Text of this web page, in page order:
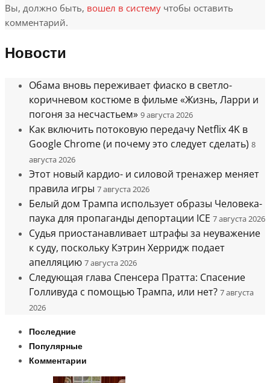
Вы, должно быть, вошел в систему чтобы оставить
комментарий.
Новости
Обама вновь переживает фиаско в светло-
коричневом костюме в фильме «Жизнь, Ларри и
погоня за несчастьем» 9 августа 2026
Как включить потоковую передачу Netflix 4K в
Google Chrome (и почему это следует сделать) 8
августа 2026
Этот новый кардио- и силовой тренажер меняет
правила игры 7 августа 2026
Белый дом Трампа использует образы Человека-
паука для пропаганды депортации ICE 7 августа 2026
Судья приостанавливает штрафы за неуважение
к суду, поскольку Кэтрин Херридж подает
апелляцию 7 августа 2026
Следующая глава Спенсера Пратта: Спасение
Голливуда с помощью Трампа, или нет? 7 августа
2026
Последние
Популярные
Комментарии